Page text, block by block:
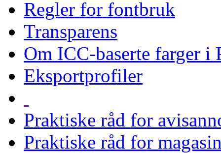
Regler for fontbruk
Transparens
Om ICC-baserte farger i
Eksportprofiler
Praktiske råd for
Praktiske råd for